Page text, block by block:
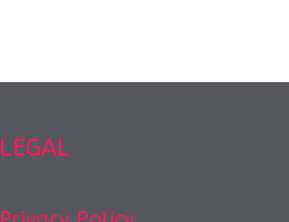
LEGAL